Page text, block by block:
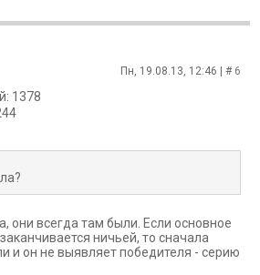
Пн, 19.08.13, 12:46 | # 6
1378
они всегда там были. Если основное
ничьей, то сначала
и он не выявляет победителя - серию